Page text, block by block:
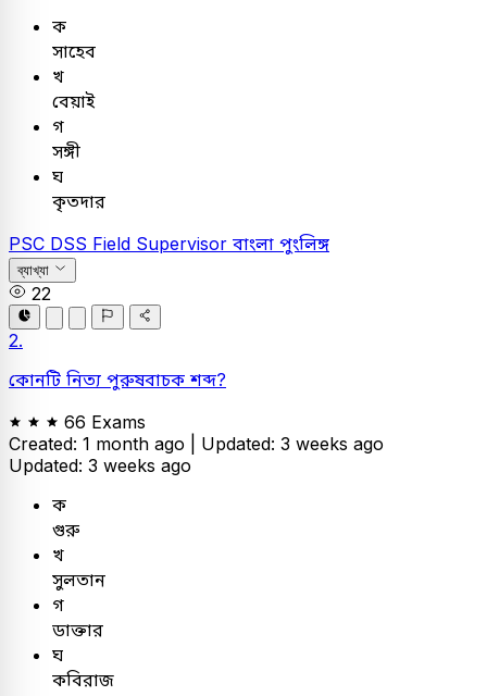
ক
সাহেব
খ
বেয়াই
গ
সঙ্গী
ঘ
কৃতদার
PSC DSS Field Supervisor বাংলা পুংলিঙ্গ
ব্যাখ্যা
22
2.
কোনটি নিত্য পুরুষবাচক শব্দ?
66 Exams
Created: 1 month ago | Updated: 3 weeks ago
Updated: 3 weeks ago
ক
গুরু
খ
সুলতান
গ
ডাক্তার
ঘ
কবিরাজ